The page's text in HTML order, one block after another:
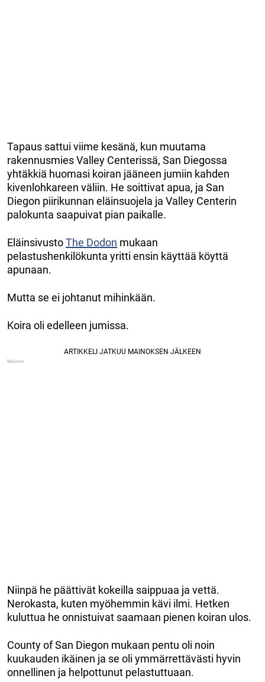
Tapaus sattui viime kesänä, kun muutama
rakennusmies Valley Centerissä, San Diegossa
yhtäkkiä huomasi koiran jääneen jumiin kahden
kivenlohkareen väliin. He soittivat apua, ja San
Diegon piirikunnan eläinsuojela ja Valley Centerin
palokunta saapuivat pian paikalle.
EläinsivustoThe Dodon mukaan
pelastushenkilökunta yritti ensin käyttää köyttä
apunaan.
Mutta se ei johtanut mihinkään.
Koira oli edelleen jumissa.
Niinpä he päättivät kokeilla saippuaa ja vettä.
Nerokasta, kuten myöhemmin kävi ilmi. Hetken
kuluttua he onnistuivat saamaan pienen koiran ulos.
County of San Diegon mukaan pentu oli noin
kuukauden ikäinen ja se oli ymmärrettävästi hyvin
onnellinen ja helpottunut pelastuttuaan.